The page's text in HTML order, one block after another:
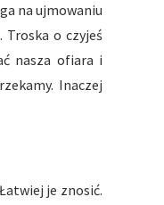
na ujmowaniu
Troska o czyjeś
nasza ofiara i
Inaczej
je znosić.